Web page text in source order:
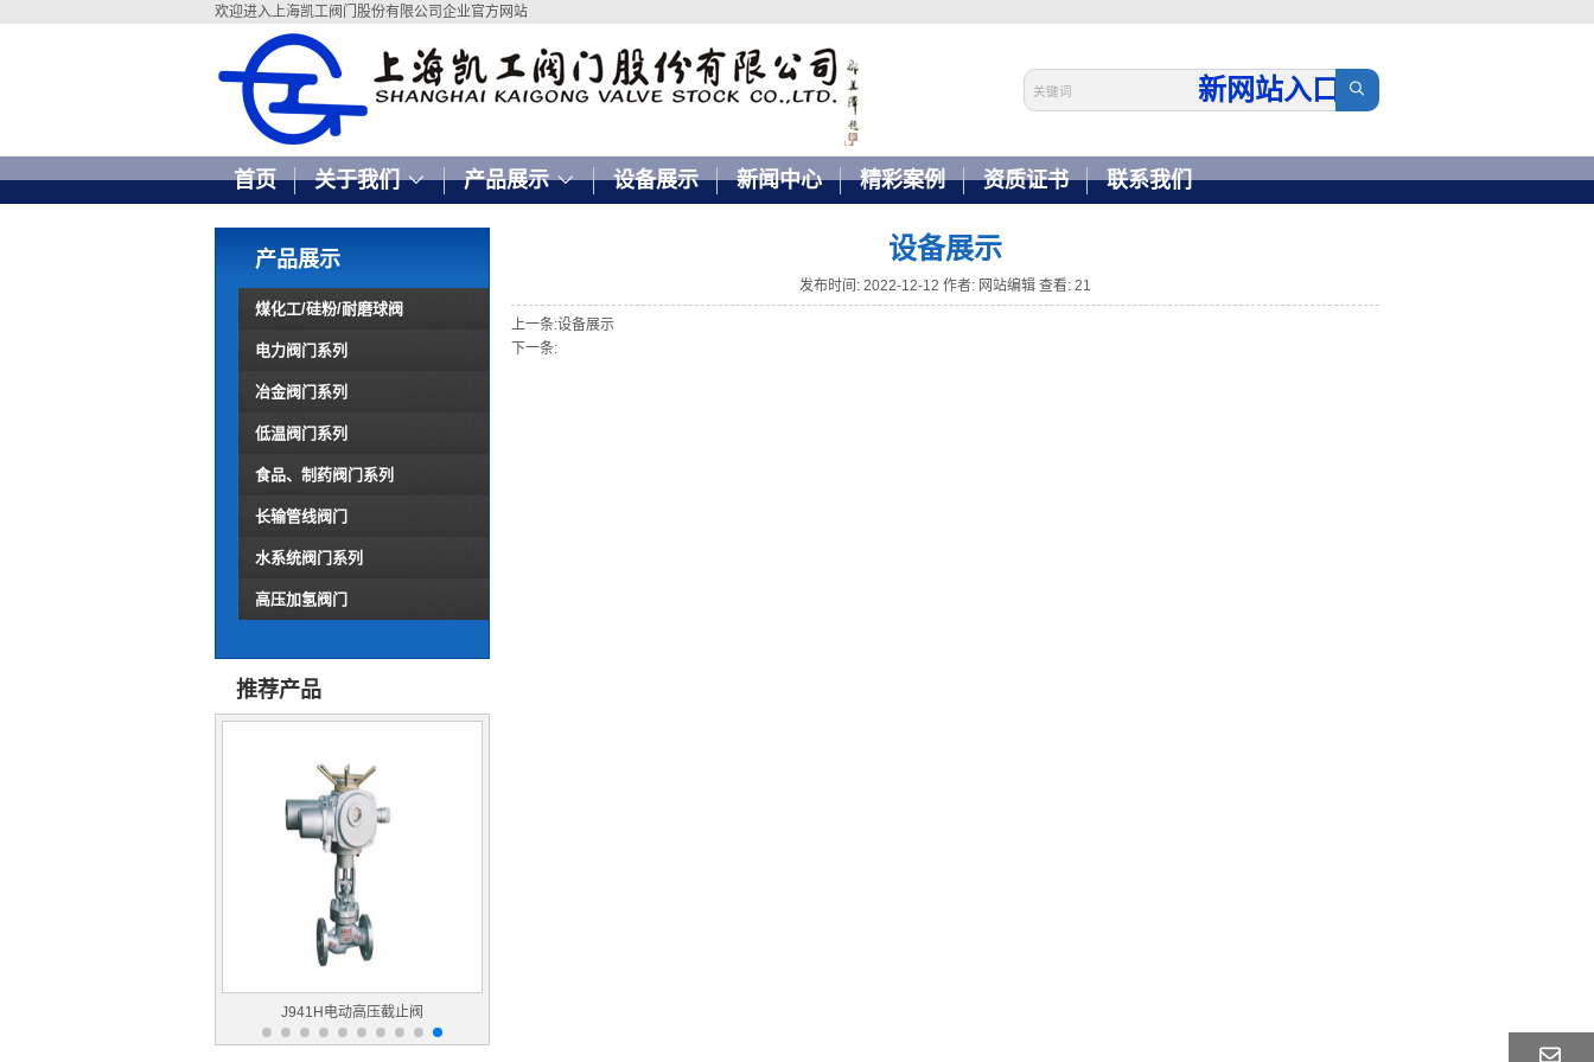
欢迎进入上海凯工阀门股份有限公司企业官方网站
新网站入口 →
首页 关于我们 产品展示 设备展示 新闻中心 精彩案例 资质证书 联系我们
设备展示
发布时间: 2022-12-12 作者: 网站编辑 查看: 21
上一条:设备展示
下一条:
产品展示
煤化工/硅粉/耐磨球阀
电力阀门系列
冶金阀门系列
低温阀门系列
食品、制药阀门系列
长输管线阀门
水系统阀门系列
高压加氢阀门
推荐产品
J941H电动高压截止阀